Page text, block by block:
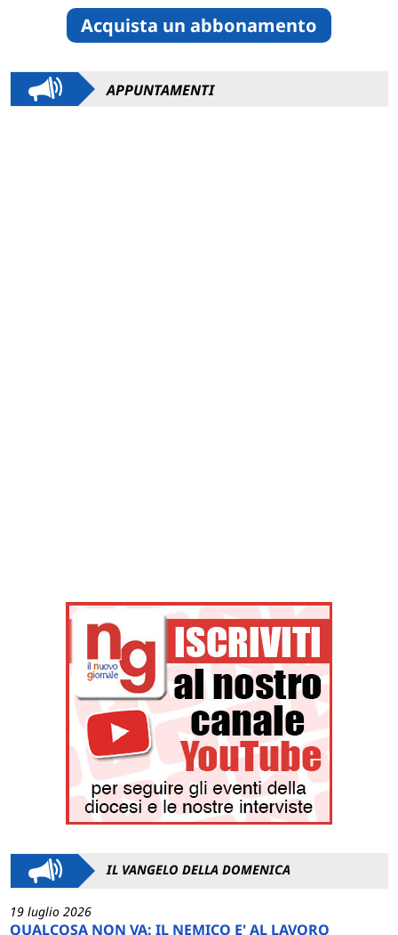
Acquista un abbonamento
APPUNTAMENTI
IL VANGELO DELLA DOMENICA
19 luglio 2026
QUALCOSA NON VA: IL NEMICO E' AL LAVORO